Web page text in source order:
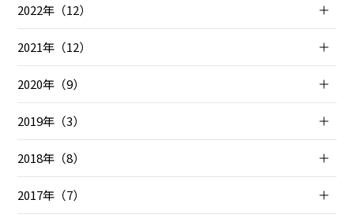
2022年（12）
2021年（12）
2020年（9）
2019年（3）
2018年（8）
2017年（7）